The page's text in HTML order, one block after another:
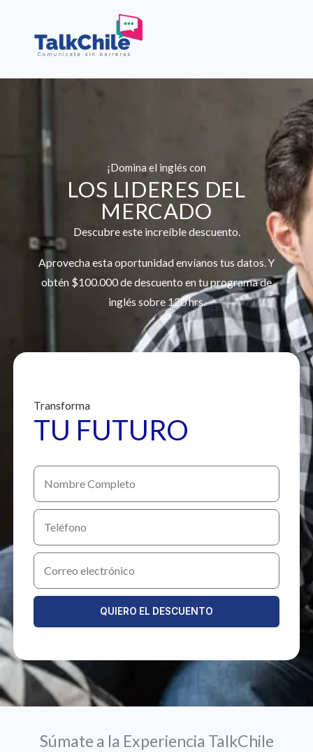
¡Domina el inglés con
LOS LIDERES DEL
MERCADO
Descubre este increíble descuento.
Aprovecha esta oportunidad envíanos tus datos. Y
obtén $100.000 de descuento en tu programa de
inglés sobre 120 hrs.
Transforma
TU FUTURO
Completo
electrónico
QUIERO EL DESCUENTO
Súmate a la Experiencia TalkChile